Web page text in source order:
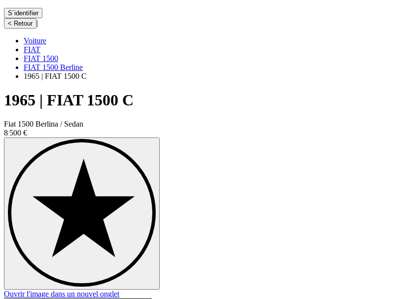
S´identifier
< Retour |
Voiture
FIAT
FIAT 1500
FIAT 1500 Berline
1965 | FIAT 1500 C
1965 | FIAT 1500 C
Fiat 1500 Berlina / Sedan
8 500 €
Ouvrir l'image dans un nouvel onglet